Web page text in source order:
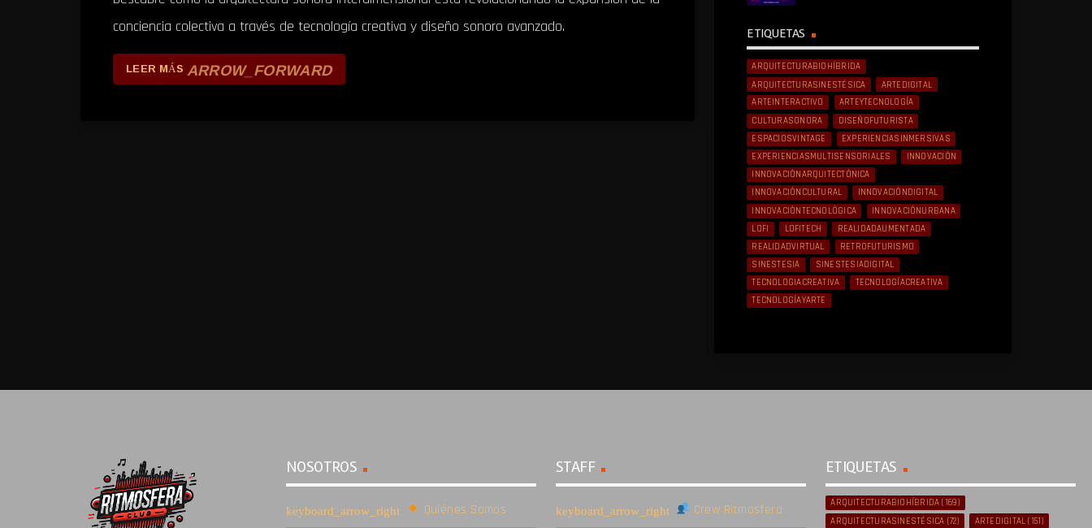
conciencia colectiva a través de tecnología creativa y diseño sonoro avanzado.
LEER MÁS ARROW_FORWARD
ETIQUETAS
ARQUITECTURABIOHÍBRIDA
ARQUITECTURASINESTÉSICA
ARTEDIGITAL
ARTEINTERACTIVO
ARTEYTECNOLOGÍA
CULTURASONORA
DISEÑOFUTURISTA
ESPACIOSVINTAGE
EXPERIENCIASINMERSIVAS
EXPERIENCIASMULTISENSORIALES
INNOVACIÓN
INNOVACIÓNARQUITECTÓNICA
INNOVACIÓNCULTURAL
INNOVACIÓNDIGITAL
INNOVACIÓNTECNOLÓGICA
INNOVACIÓNURBANA
LOFI
LOFITECH
REALIDADAUMENTADA
REALIDADVIRTUAL
RETROFUTURISMO
SINESTESIA
SINESTESIADIGITAL
TECNOLOGIACREATIVA
TECNOLOGÍACREATIVA
TECNOLOGÍAYARTE
NOSOTROS
Quiénes Somos
STAFF
Crew Ritmosfera
ETIQUETAS
ARQUITECTURABIOHÍBRIDA (169)
ARQUITECTURASINESTÉSICA (72) ARTEDIGITAL (151)